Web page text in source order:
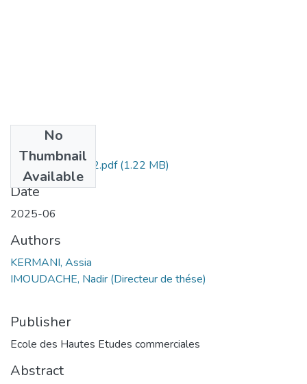
No
Thumbnail
Available
kermani assia-122.pdf(1.22 MB)
Date
2025-06
Authors
KERMANI, Assia
IMOUDACHE, Nadir (Directeur de thése)
Publisher
Ecole des Hautes Etudes commerciales
Abstract